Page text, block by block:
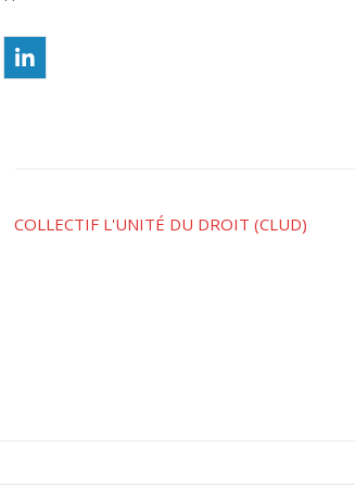
COLLECTIF L'UNITÉ DU DROIT (CLUD)